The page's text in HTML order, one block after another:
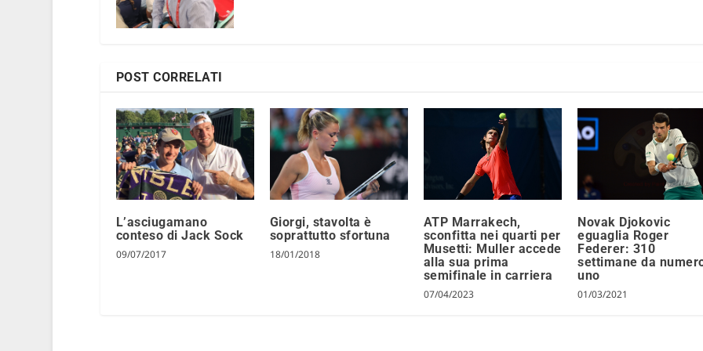
POST CORRELATI
L’asciugamano
conteso di Jack Sock
09/07/2017
Giorgi, stavolta è
soprattutto sfortuna
18/01/2018
ATP Marrakech,
sconfitta nei quarti per
Musetti: Muller accede
alla sua prima
semifinale in carriera
07/04/2023
Novak Djokovic
eguaglia Roger
Federer: 310
settimane da
uno
01/03/2021